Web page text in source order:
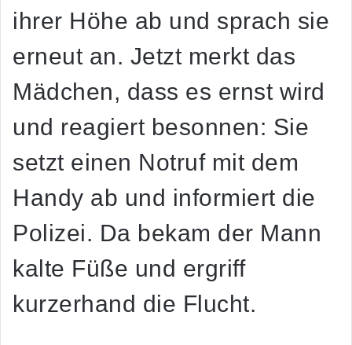
ihrer Höhe ab und sprach sie
erneut an. Jetzt merkt das
Mädchen, dass es ernst wird
und reagiert besonnen: Sie
setzt einen Notruf mit dem
Handy ab und informiert die
Polizei. Da bekam der Mann
kalte Füße und ergriff
kurzerhand die Flucht.